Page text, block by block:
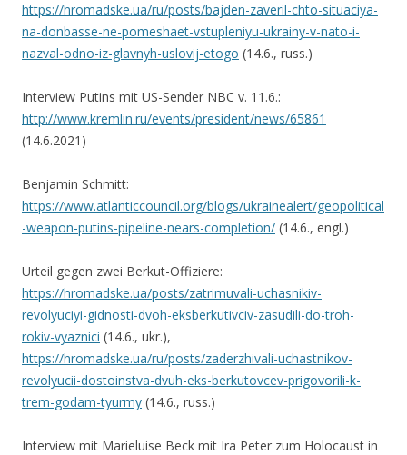
https://hromadske.ua/ru/posts/bajden-zaveril-chto-situaciya-
na-donbasse-ne-pomeshaet-vstupleniyu-ukrainy-v-nato-i-
nazval-odno-iz-glavnyh-uslovij-etogo (14.6., russ.)
Interview Putins mit US-Sender NBC v. 11.6.:
http://www.kremlin.ru/events/president/news/65861
(14.6.2021)
Benjamin Schmitt:
https://www.atlanticcouncil.org/blogs/ukrainealert/geopolitical
-weapon-putins-pipeline-nears-completion/ (14.6., engl.)
Urteil gegen zwei Berkut-Offiziere:
https://hromadske.ua/posts/zatrimuvali-uchasnikiv-
revolyuciyi-gidnosti-dvoh-eksberkutivciv-zasudili-do-troh-
rokiv-vyaznici (14.6., ukr.),
https://hromadske.ua/ru/posts/zaderzhivali-uchastnikov-
revolyucii-dostoinstva-dvuh-eks-berkutovcev-prigovorili-k-
trem-godam-tyurmy (14.6., russ.)
Interview mit Marieluise Beck mit Ira Peter zum Holocaust in